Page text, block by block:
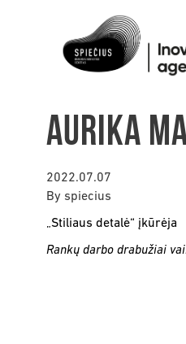
Aurika
2022.07.07
By spiecius
„Stiliaus detalė“ įkūrėja
Rankų darbo drabužiai